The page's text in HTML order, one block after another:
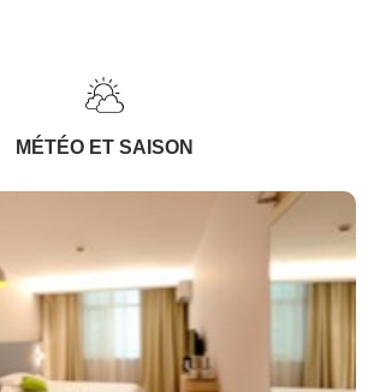
MÉTÉO ET SAISON